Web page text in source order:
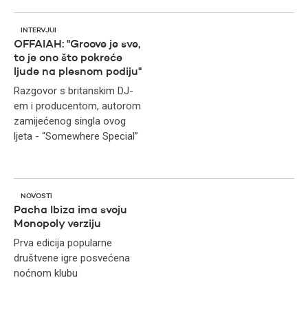
INTERVJUI
OFFAIAH: "Groove je sve,
to je ono što pokreće
ljude na plesnom podiju"
Razgovor s britanskim DJ-
em i producentom, autorom
zamijećenog singla ovog
ljeta - “Somewhere Special”
NOVOSTI
Pacha Ibiza ima svoju
Monopoly verziju
Prva edicija popularne
društvene igre posvećena
noćnom klubu